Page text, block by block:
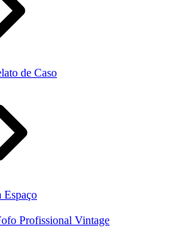
de Caso
Espaço
Profissional Vintage